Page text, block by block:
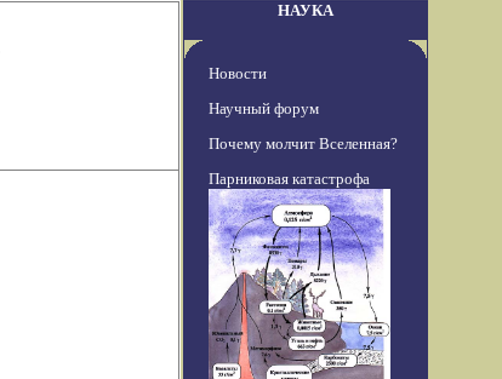
НАУКА
Новости
Научный форум
Почему молчит Вселенная?
Парниковая катастрофа